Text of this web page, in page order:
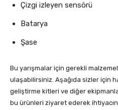
Çizgi izleyen sensörü
Batarya
Şase
Bu yarışmalar için gerekli
ulaşabilirsiniz. Aşağıda sizler için
geliştirme kitleri ve diğer
bu ürünleri ziyaret ederek